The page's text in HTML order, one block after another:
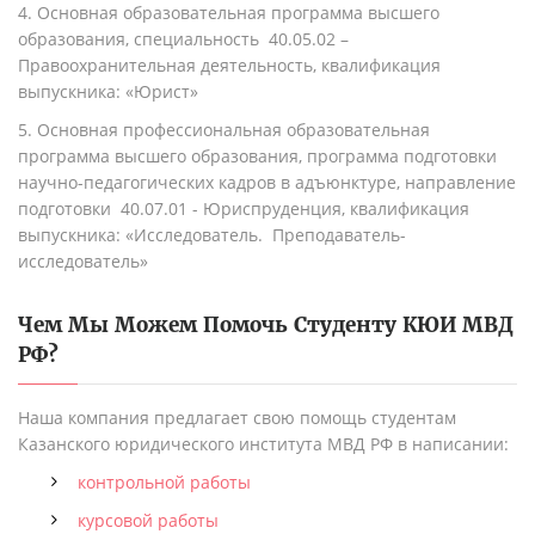
4. Основная образовательная программа высшего
образования, специальность 40.05.02 –
Правоохранительная деятельность, квалификация
выпускника: «Юрист»
5. Основная профессиональная образовательная
программа высшего образования, программа подготовки
научно-педагогических кадров в адъюнктуре, направление
подготовки 40.07.01 - Юриспруденция, квалификация
выпускника: «Исследователь. Преподаватель-
исследователь»
Чем Мы Можем Помочь Студенту КЮИ МВД
РФ?
Наша компания предлагает свою помощь студентам
Казанского юридического института МВД РФ в написании:
контрольной работы
курсовой работы